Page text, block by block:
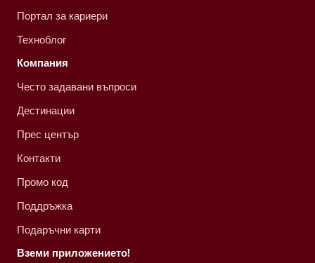
Портал за кариери
Техноблог
Компания
Често задавани въпроси
Дестинации
Прес център
Контакти
Промо код
Поддръжка
Подаръчни карти
Вземи приложението!